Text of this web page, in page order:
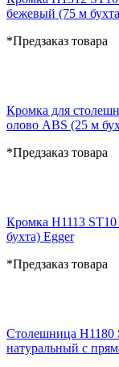
бежевый (75 м
*Предзаказ товара
Кромка для
олово ABS (25 м
*Предзаказ товара
Кромка H1113
бухта) Egger
*Предзаказ товара
Столешница H1180
натуральный с